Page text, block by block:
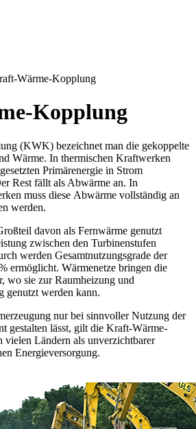
Wärme-Kopplung
Kopplung
(KWK) bezeichnet man die gekoppelte
Wärme. In thermischen Kraftwerken
Primärenergie in Strom
Rest fällt als Abwärme an. In
muss diese Abwärme vollständig an
werden.
davon als Fernwärme genutzt
zwischen den Turbinenstufen
werden Gesamtnutzungsgrade der
ermöglicht. Wärmenetze bringen die
wo sie zur Raumheizung und
genutzt werden kann.
nur bei sinnvoller Nutzung der
gestalten lässt, gilt die Kraft-Wärme-
Ländern als unverzichtbarer
Energieversorgung.